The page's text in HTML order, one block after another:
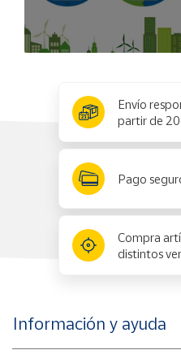
Envío
partir de
Pago
Compra
distintos
Información y ayuda